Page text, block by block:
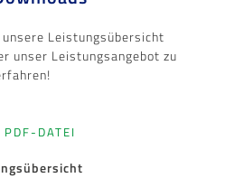
Leistungsübersicht
unser Leistungsangebot zu
PDF-DATEI